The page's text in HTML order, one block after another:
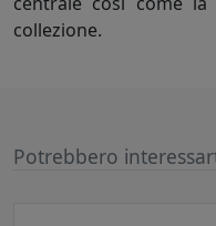
collezione.
Potrebbero